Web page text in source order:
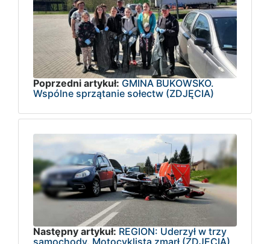
Poprzedni artykuł: GMINA BUKOWSKO.
Wspólne sprzątanie sołectw (ZDJĘCIA)
Następny artykuł: REGION: Uderzył w trzy
samochody. Motocyklista zmarł (ZDJĘCIA)